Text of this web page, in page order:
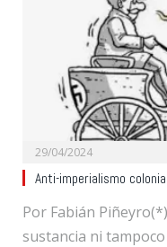
29/04/2024
Anti-imperialismo colonial
Por Fabián
sustancia ni